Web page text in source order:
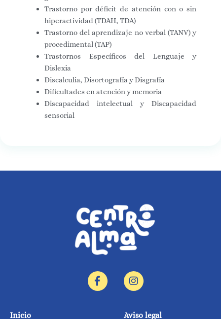
Trastorno por déficit de atención con o sin
hiperactividad (TDAH, TDA)
Trastorno del aprendizaje no verbal (TANV) y
procedimental (TAP)
Trastornos Específicos del Lenguaje y
Dislexia
Discalculia, Disortografía y Disgrafía
Dificultades en atención y memoria
Discapacidad intelectual y Discapacidad
sensorial
Inicio Aviso legal